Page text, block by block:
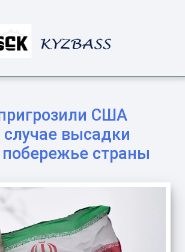
США
высадки
побережье страны